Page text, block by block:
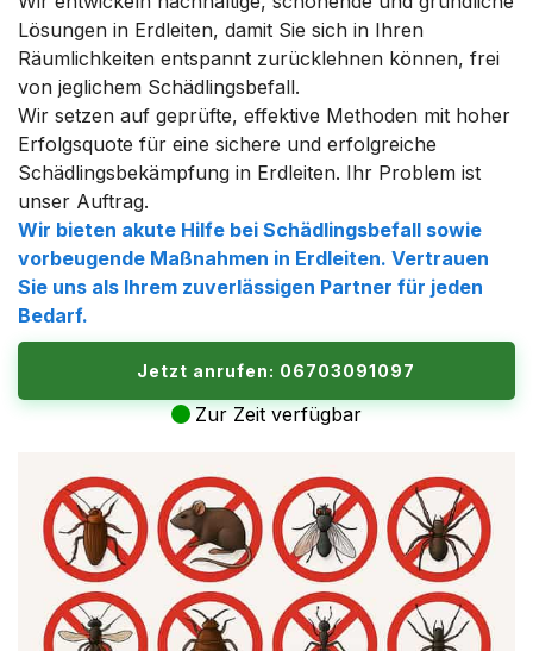
Lösungen in Erdleiten, damit Sie sich in Ihren
Räumlichkeiten entspannt zurücklehnen können, frei
von jeglichem Schädlingsbefall.
Wir setzen auf geprüfte, effektive Methoden mit hoher
Erfolgsquote für eine sichere und erfolgreiche
Schädlingsbekämpfung in Erdleiten. Ihr Problem ist
unser Auftrag.
Wir bieten akute Hilfe bei Schädlingsbefall sowie
vorbeugende Maßnahmen in Erdleiten. Vertrauen
Sie uns als Ihrem zuverlässigen Partner für jeden
Bedarf.
Jetzt anrufen: 06703091097
Zur Zeit verfügbar